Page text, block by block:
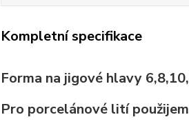
Kompletní specifikace
Forma na jigové hlavy
Pro porcelánové lití